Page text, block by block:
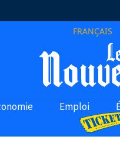
FRANÇAIS
Emploi